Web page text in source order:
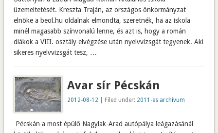
üzemeltetését. Kreszta Traján, az országos önkormányzat
elnöke a beol.hu oldalnak elmondta, szeretnék, ha az iskola
minél magasabb színvonalú lenne, és azt is, hogy a román
diákok a VIII. osztály elvégzése után nyelvvizsgát tegyenek. Aki
sikeres nyelvvizsgát tesz, …
Avar sír Pécskán
2012-08-12 | Filed under: 2011-es archívum
Pécskán a most épülő Nagylak-Arad autópálya leágazásánál